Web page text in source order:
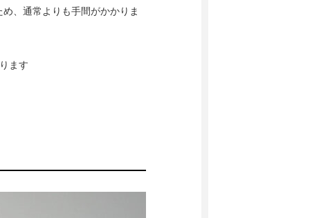
、通常よりも手間がかかりま
ます